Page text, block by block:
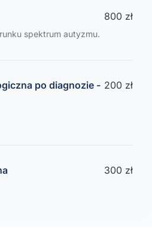
spektrum autyzmu.
800 zł
po diagnozie - 200 zł
300 zł